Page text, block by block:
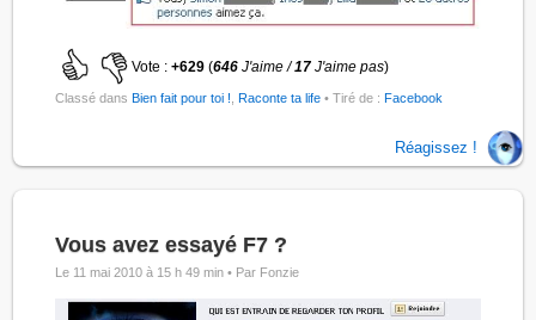
Vote :+629 (646J'aime /17 J'aime pas)
Classé dansBien fait pour toi ! ,Raconte ta life • Tiré de :Facebook
Réagissez !
Vous avez essayé F7 ?
Le 11 mai 2010 à 15 h 49 min • Par Fonzie